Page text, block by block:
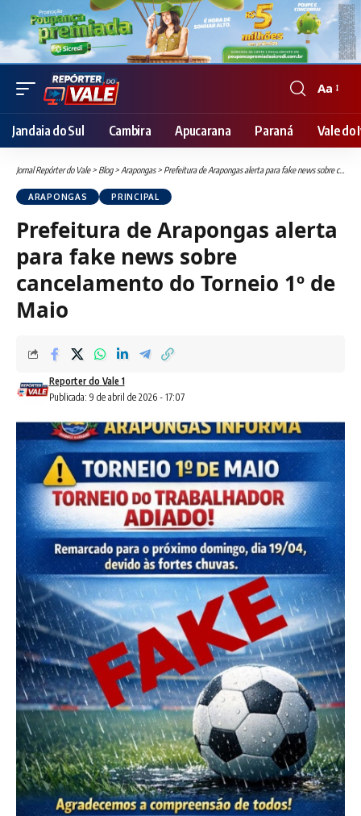
Font
Resizer
Aa
Jandaia do Sul Cambira Apucarana Paraná Vale do
Jornal Repórter do Vale> Blog>Arapongas> Prefeitura de Arapongas alerta para fake news sobre cancelamento do Torneio 1º de Maio
ARAPONGAS PRINCIPAL
Prefeitura de Arapongas alerta
para fake news sobre
cancelamento do Torneio 1º de
Maio
Publicada: 9 de abril de 2026 - 17:07
Reporter do Vale 1